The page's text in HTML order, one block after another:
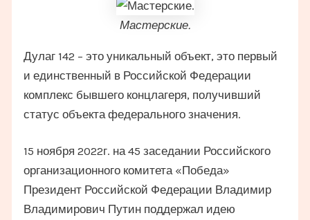
Мастерские.
Дулаг 142 – это уникальный объект, это первый
и единственный в Российской Федерации
комплекс бывшего концлагеря, получивший
статус объекта федерального значения.
15 ноября 2022г. на 45 заседании Российского
организационного комитета «Победа»
Президент Российской Федерации Владимир
Владимирович Путин поддержал идею